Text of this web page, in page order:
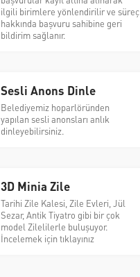
ilgili birimlere yönlendirilir ve süreç
hakkında başvuru sahibine geri
bildirim sağlanır.
Sesli Anons Dinle
Belediyemiz hoparlöründen
yapılan sesli anonsları anlık
dinleyebilirsiniz.
3D Minia Zile
Tarihi Zile Kalesi, Zile Evleri, Jül
Sezar, Antik Tiyatro gibi bir çok
model Zilelilerle buluşuyor.
İncelemek için tıklayınız